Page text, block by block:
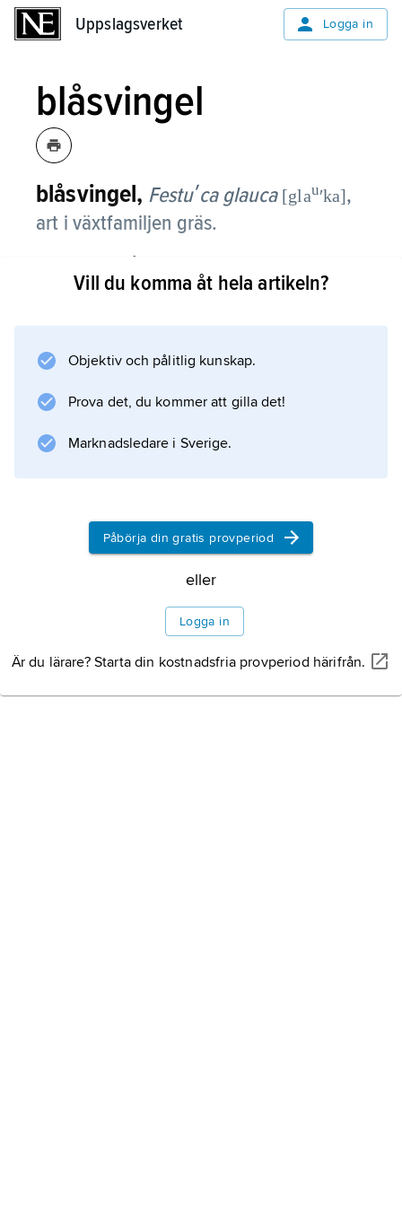
Uppslagsverket Logga in
blåsvingel
blåsvingel, Festuʹca glauca [glauʹka],
art i växtfamiljen gräs.
Det är en flerårig, tätt tuvad, 20–50 cm hög,
helt blådaggig art med ca 1 mm breda,
tät.
Information om artikeln
Vill du komma åt hela artikeln?
Objektiv och pålitlig kunskap.
Prova det, du kommer att gilla det!
Marknadsledare i Sverige.
Påbörja din gratis provperiod
eller
Logga in
Är du lärare? Starta din kostnadsfria provperiod härifrån.